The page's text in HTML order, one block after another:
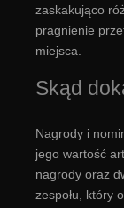
zaskakująco
pragnienie
miejsca.
Skąd
Nagrody i
jego wartość
nagrody oraz
zespołu, który